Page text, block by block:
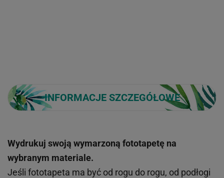
INFORMACJE SZCZEGÓŁOWE
Wydrukuj swoją wymarzoną fototapetę na
wybranym materiale.
Jeśli fototapeta ma być od rogu do rogu, od podłogi